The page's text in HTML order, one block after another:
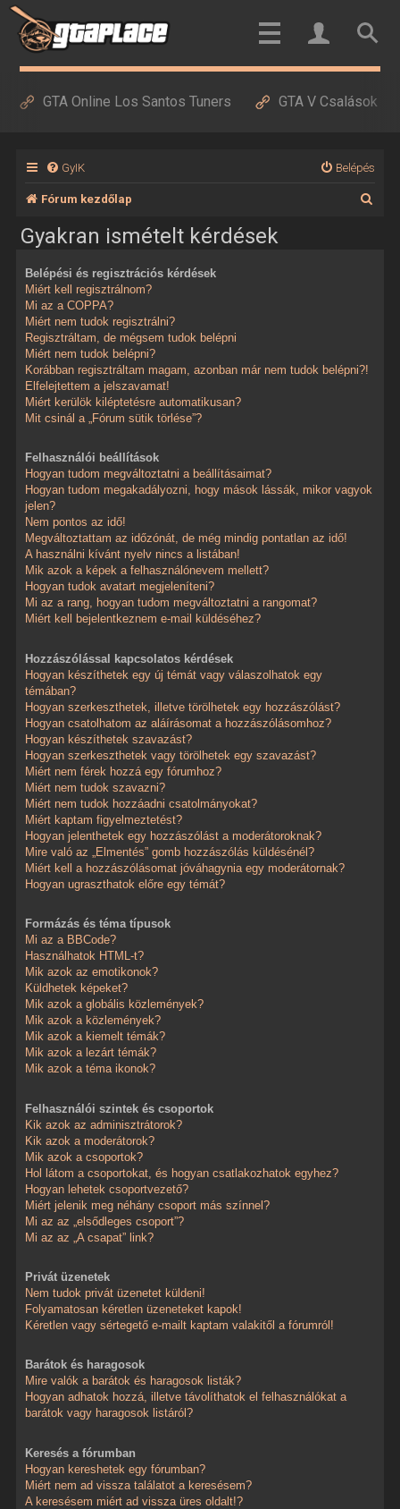
GTA Online Los Santos Tuners GTA V Csalások
GyIK Belépés
Fórum kezdőlap
Gyakran ismételt kérdések
Belépési és regisztrációs kérdések
Miért kell regisztrálnom?
Mi az a COPPA?
Miért nem tudok regisztrálni?
Regisztráltam, de mégsem tudok belépni
Miért nem tudok belépni?
Korábban regisztráltam magam, azonban már nem tudok belépni?!
Elfelejtettem a jelszavamat!
Miért kerülök kiléptetésre automatikusan?
Mit csinál a „Fórum sütik törlése”?
Felhasználói beállítások
Hogyan tudom megváltoztatni a beállításaimat?
Hogyan tudom megakadályozni, hogy mások lássák, mikor vagyok
jelen?
Nem pontos az idő!
Megváltoztattam az időzónát, de még mindig pontatlan az idő!
A használni kívánt nyelv nincs a listában!
Mik azok a képek a felhasználónevem mellett?
Hogyan tudok avatart megjeleníteni?
Mi az a rang, hogyan tudom megváltoztatni a rangomat?
Miért kell bejelentkeznem e-mail küldéséhez?
Hozzászólással kapcsolatos kérdések
Hogyan készíthetek egy új témát vagy válaszolhatok egy
témában?
Hogyan szerkeszthetek, illetve törölhetek egy hozzászólást?
Hogyan csatolhatom az aláírásomat a hozzászólásomhoz?
Hogyan készíthetek szavazást?
Hogyan szerkeszthetek vagy törölhetek egy szavazást?
Miért nem férek hozzá egy fórumhoz?
Miért nem tudok szavazni?
Miért nem tudok hozzáadni csatolmányokat?
Miért kaptam figyelmeztetést?
Hogyan jelenthetek egy hozzászólást a moderátoroknak?
Mire való az „Elmentés” gomb hozzászólás küldésénél?
Miért kell a hozzászólásomat jóváhagynia egy moderátornak?
Hogyan ugraszthatok előre egy témát?
Formázás és téma típusok
Mi az a BBCode?
Használhatok HTML-t?
Mik azok az emotikonok?
Küldhetek képeket?
Mik azok a globális közlemények?
Mik azok a közlemények?
Mik azok a kiemelt témák?
Mik azok a lezárt témák?
Mik azok a téma ikonok?
Felhasználói szintek és csoportok
Kik azok az adminisztrátorok?
Kik azok a moderátorok?
Mik azok a csoportok?
Hol látom a csoportokat, és hogyan csatlakozhatok egyhez?
Hogyan lehetek csoportvezető?
Miért jelenik meg néhány csoport más színnel?
Mi az az „elsődleges csoport”?
Mi az az „A csapat” link?
Privát üzenetek
Nem tudok privát üzenetet küldeni!
Folyamatosan kéretlen üzeneteket kapok!
Kéretlen vagy sértegető e-mailt kaptam valakitől a fórumról!
Barátok és haragosok
Mire valók a barátok és haragosok listák?
Hogyan adhatok hozzá, illetve távolíthatok el felhasználókat a
barátok vagy haragosok listáról?
Keresés a fórumban
Hogyan kereshetek egy fórumban?
Miért nem ad vissza találatot a keresésem?
A keresésem miért ad vissza üres oldalt!?